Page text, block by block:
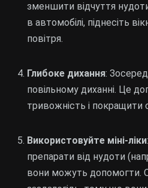
зменшити відчуття
в автомобілі, піднесіть
повітря.
Глибоке дихання:
повільному диханні. Це
тривожність і покращити
Використовуйте міні-ліки
препарати від нудоти
вони можуть допомогти.